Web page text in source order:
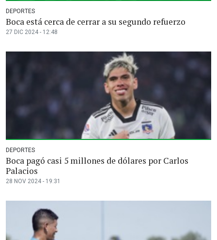
DEPORTES
Boca está cerca de cerrar a su segundo refuerzo
27 DIC 2024 - 12:48
DEPORTES
Boca pagó casi 5 millones de dólares por Carlos
Palacios
28 NOV 2024 - 19:31